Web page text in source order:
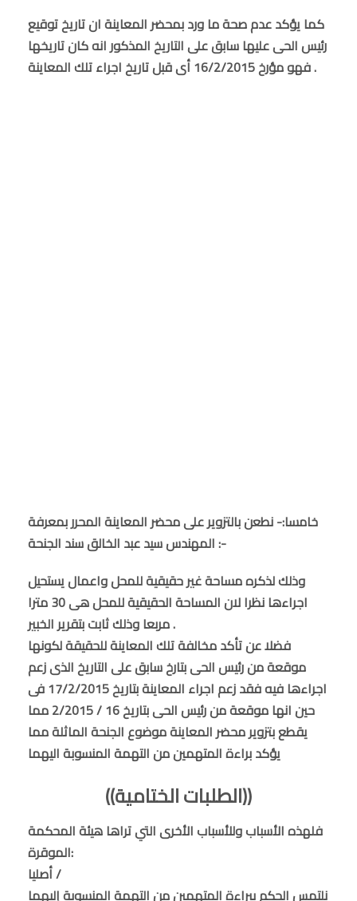
كما يؤكد عدم صحة ما ورد بمحضر المعاينة ان تاريخ توقيع
رئيس الحى عليها سابق على التاريخ المذكور انه كان تاريخها
فهو مؤرخ 16/2/2015 أى قبل تاريخ اجراء تلك المعاينة .
خامسا:- نطعن بالتزوير على محضر المعاينة المحرر بمعرفة
المهندس سيد عبد الخالق سند الجنحة :-
وذلك لذكره مساحة غير حقيقية للمحل واعمال يستحيل
اجراءها نظرا لان المساحة الحقيقية للمحل هى 30 مترا
مربعا وذلك ثابت بتقرير الخبير .
فضلا عن تأكد مخالفة تلك المعاينة للحقيقة لكونها
موقعة من رئيس الحى بتارخ سابق على التاريخ الذى زعم
اجراءها فيه فقد زعم اجراء المعاينة بتاريخ 17/2/2015 فى
حين انها موقعة من رئيس الحى بتاريخ 16 / 2/2015 مما
يقطع بتزوير محضر المعاينة موضوع الجنحة الماثلة مما
يؤكد براءة المتهمين من التهمة المنسوبة اليهما
((الطلبات الختامية))
فلهذه الأسباب وللأسباب الأخرى التي تراها هيئة المحكمة
الموقرة:
أصليا /
نلتمس الحكم ببراءة المتهمين من التهمة المنسوبة إليهما